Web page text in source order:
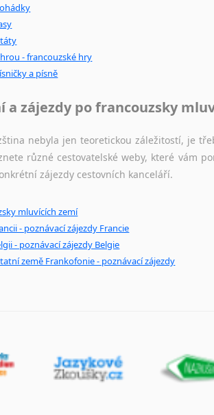
- francouzské hry
a písně
a zájezdy po francouzsky
nebyla jen teoretickou záležitostí, je
různé cestovatelské weby, které vám
zájezdy cestovních kanceláří.
mluvících zemí
- poznávací zájezdy Francie
- poznávací zájezdy Belgie
země Frankofonie - poznávací zájezdy